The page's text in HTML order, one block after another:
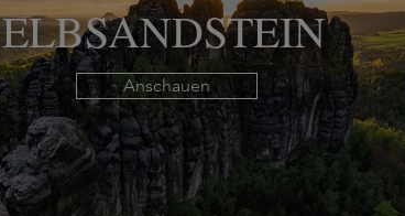
ELBSANDSTEIN
Anschauen